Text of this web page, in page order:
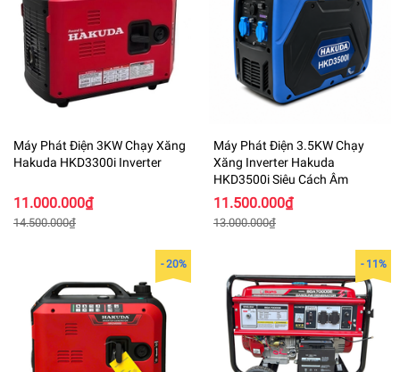
Máy Phát Điện 3KW Chạy Xăng
Hakuda HKD3300i Inverter
11.000.000₫
14.500.000₫
Máy Phát Điện 3.5KW Chạy
Xăng Inverter Hakuda
HKD3500i Siêu Cách Âm
11.500.000₫
13.000.000₫
- 20% - 11%